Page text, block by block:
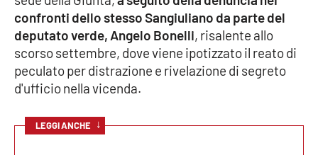
Cultura
Economia e Lavoro
Politica
Sanità
confronti dello stesso Sangiuliano da parte del
deputato verde, Angelo Bonelli, risalente allo
scorso settembre, dove viene ipotizzato il reato di
peculato per distrazione e rivelazione di segreto
d'ufficio nella vicenda.
LEGGI ANCHE ↓